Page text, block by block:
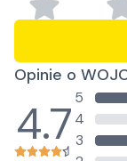
Opinie o
4.7 5
4
3